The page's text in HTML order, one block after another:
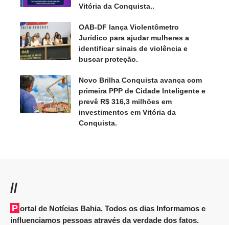
Vitória da Conquista..
OAB-DF lança Violentômetro
Jurídico para ajudar mulheres a
identificar sinais de violência e
buscar proteção.
Novo Brilha Conquista avança com
primeira PPP de Cidade Inteligente e
prevê R$ 316,3 milhões em
investimentos em Vitória da
Conquista.
//
Portal de Notícias Bahia. Todos os dias Informamos e
influenciamos pessoas através da verdade dos fatos.